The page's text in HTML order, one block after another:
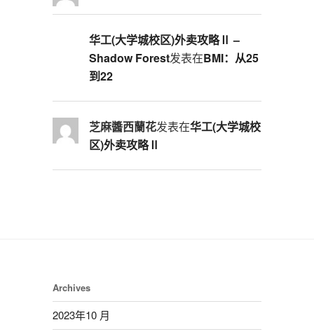
华工(大学城校区)外卖攻略Ⅱ –
Shadow Forest发表在BMI：从25
到22
芝麻醬西蘭花发表在华工(大学城校
区)外卖攻略Ⅱ
Archives
2023年10 月